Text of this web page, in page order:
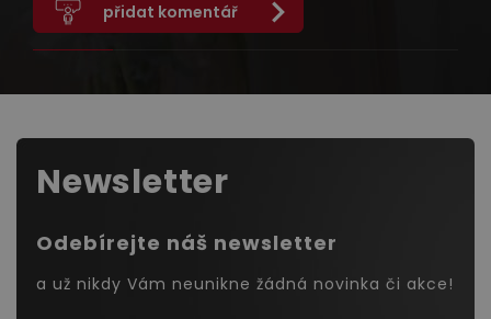
přidat komentář
Newsletter
Odebírejte náš newsletter
a už nikdy Vám neunikne žádná novinka či akce!